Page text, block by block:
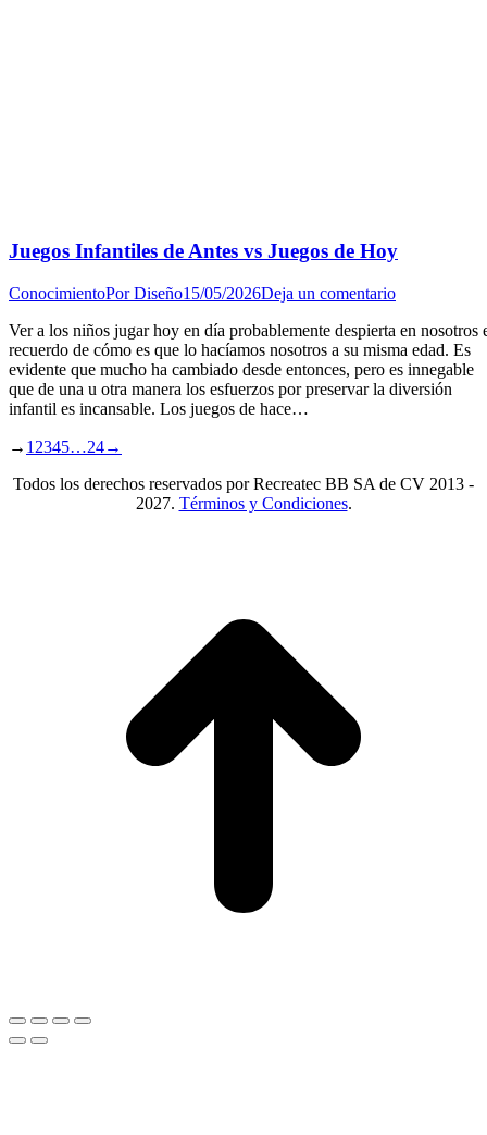
Juegos Infantiles de Antes vs Juegos de Hoy
ConocimientoPorDiseño15/05/2026Deja un comentario
Ver a los niños jugar hoy en día probablemente despierta en nosotros
recuerdo de cómo es que lo hacíamos nosotros a su misma edad. Es
evidente que mucho ha cambiado desde entonces, pero es innegable
que de una u otra manera los esfuerzos por preservar la diversión
infantil es incansable. Los juegos de hace…
→ 1 2345…24→
Todos los derechos reservados por Recreatec BB SA de CV 2013 -
2027. Términos y Condiciones.